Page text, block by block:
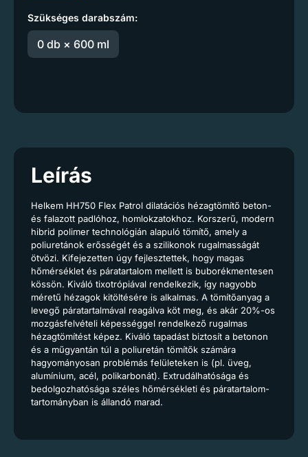
Szükséges darabszám:
0 db × 600 ml
Leírás
Helkem HH750 Flex Patrol dilatációs hézagtömítő beton-
és falazott padlóhoz, homlokzatokhoz. Korszerű, modern
hibrid polimer technológián alapuló tömítő, amely a
poliuretánok erősségét és a szilikonok rugalmasságát
ötvözi. Kifejezetten úgy fejlesztettek, hogy magas
hőmérséklet és páratartalom mellett is buborékmentesen
kössön. Kiváló tixotrópiával rendelkezik, így nagyobb
méretű hézagok kitöltésére is alkalmas. A tömítőanyag a
levegő páratartalmával reagálva köt meg, és akár 20%-os
mozgásfelvételi képességgel rendelkező rugalmas
hézagtömítést képez. Kiváló tapadást biztosít a betonon
és a műgyantán túl a poliuretán tömítők számára
hagyományosan problémás felületeken is (pl. üveg,
alumínium, acél, polikarbonát). Extrudálhatósága és
bedolgozhatósága széles hőmérsékleti és páratartalom-
tartományban is állandó marad.